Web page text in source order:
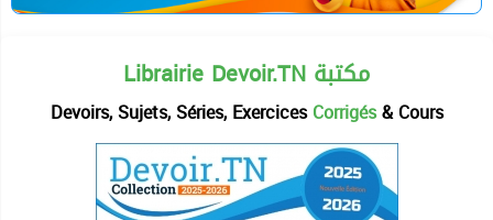
Librairie Devoir.TN مكتبة
Devoirs, Sujets, Séries, ExercicesCorrigés& Cours